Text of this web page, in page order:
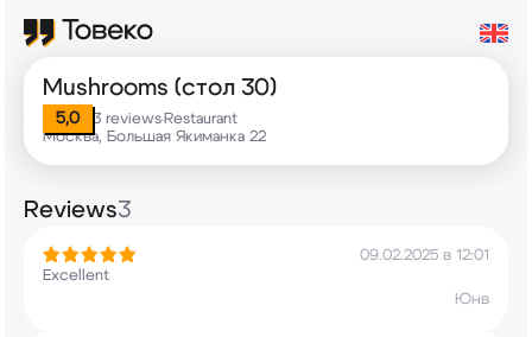
Mushrooms (стол 30)
5,0 3 reviews•Restaurant
Москва, Большая Якиманка 22
Reviews3
09.02.2025 в 12:01
Excellent
Юнв